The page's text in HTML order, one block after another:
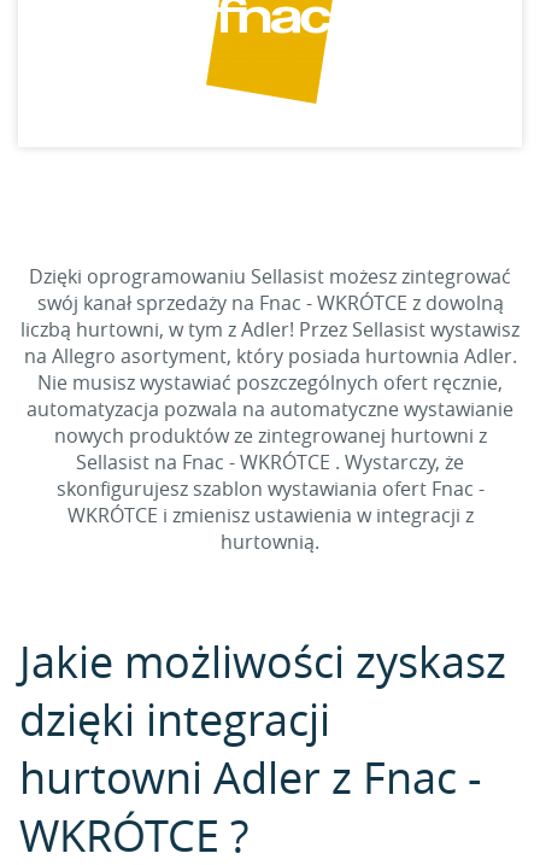
Dzięki oprogramowaniu Sellasist możesz zintegrować
swój kanał sprzedaży na Fnac - WKRÓTCE z dowolną
liczbą hurtowni, w tym z Adler! Przez Sellasist wystawisz
na Allegro asortyment, który posiada hurtownia Adler.
Nie musisz wystawiać poszczególnych ofert ręcznie,
automatyzacja pozwala na automatyczne wystawianie
nowych produktów ze zintegrowanej hurtowni z
Sellasist na Fnac - WKRÓTCE . Wystarczy, że
skonfigurujesz szablon wystawiania ofert Fnac -
WKRÓTCE i zmienisz ustawienia w integracji z
hurtownią.
Jakie możliwości zyskasz
dzięki integracji
hurtowni Adler z Fnac -
WKRÓTCE ?